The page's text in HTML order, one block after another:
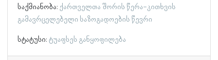
საქმიანობა: ქართველთა შორის წერა-კითხვის
გამავრცელებელი საზოგადოების წევრი
სტატუსი: ტუაფსეს განყოფილება